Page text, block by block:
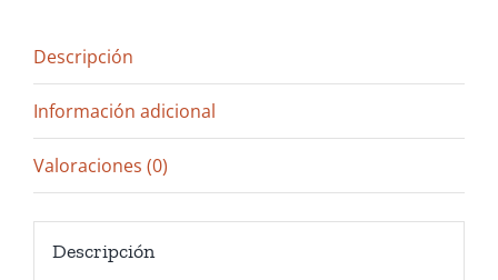
Descripción
Información adicional
Valoraciones (0)
Descripción